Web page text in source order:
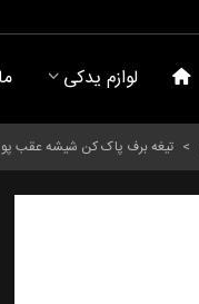
لوازم یدکی
> تیغه برف پاک کن شیشه عقب پورشه کاین سال های 2009